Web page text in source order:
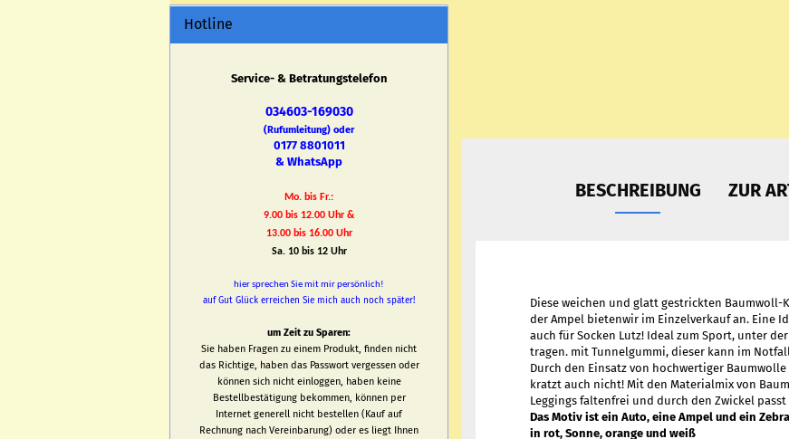
BESCHREIBUNG ZUR
Diese weichen und glatt gestrickten
der Ampel bietenwir im Einzelverkauf an. Eine
auch für Socken Lutz! Ideal zum Sport, unter
tragen. mit Tunnelgummi, dieser kann im
Durch den Einsatz von hochwertiger
kratzt auch nicht! Mit den Materialmix von
Leggings faltenfrei und durch den Zwickel
Das Motiv ist ein Auto, eine Ampel und ein
in rot, Sonne, orange und weiß
Hotline
Service- & Betratungstelefon
034603-169030
(Rufumleitung) oder
0177 8801011
& WhatsApp
Mo. bis Fr.:
9.00 bis 12.00 Uhr &
13.00 bis 16.00 Uhr
Sa. 10 bis 12 Uhr
hier sprechen Sie mit mir persönlich!
auf Gut Glück erreichen Sie mich auch noch später!
um Zeit zu Sparen:
Sie haben Fragen zu einem Produkt, finden nicht
das Richtige, haben das Passwort vergessen oder
können sich nicht einloggen, haben keine
Bestellbestätigung bekommen, können per
Internet generell nicht bestellen (Kauf auf
Rechnung nach Vereinbarung) oder es liegt Ihnen